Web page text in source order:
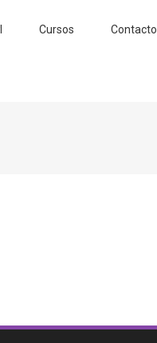
Cursos Contacto